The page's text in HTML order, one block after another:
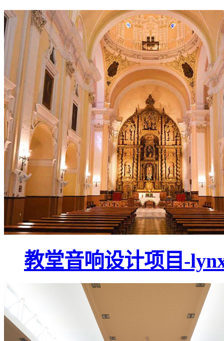
教堂音响设计项目-